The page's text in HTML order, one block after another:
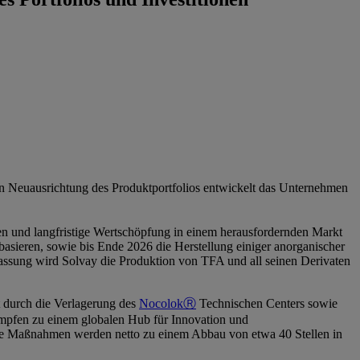
des Produktportfolios entwickelt das Unternehmen
und langfristige Wertschöpfung in einem herausfordernden Markt
sowie bis Ende 2026 die Herstellung einiger anorganischer
wird Solvay die Produktion von TFA und all seinen Derivaten
die Verlagerung des NocolokⓇ Technischen Centers sowie
zu einem globalen Hub für Innovation und
werden netto zu einem Abbau von etwa 40 Stellen in